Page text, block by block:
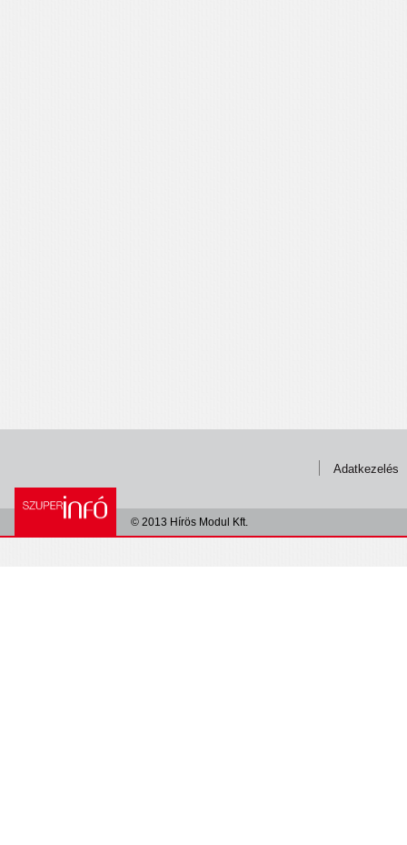
Adatkezelés
© 2013 Hírös Modul Kft.